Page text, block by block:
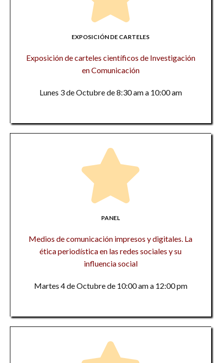
EXPOSICIÓN DE CARTELES
Exposición de carteles científicos de Investigación
en Comunicación
Lunes 3 de Octubre de 8:30 am a 10:00 am
PANEL
Medios de comunicación impresos y digitales. La
ética periodística en las redes sociales y su
influencia social
Martes 4 de Octubre de 10:00 am a 12:00 pm